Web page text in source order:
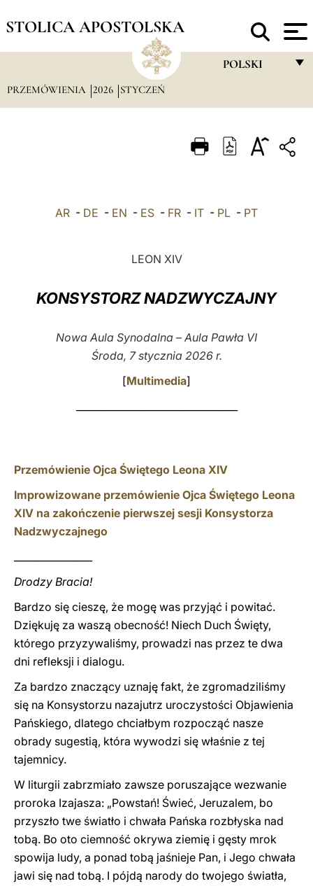
STOLICA APOSTOLSKA
POLSKI
ITALIANO
LATINE
PRZEMÓWIENIA 2026 STYCZEŃ
AR - DE - EN - ES - FR - IT - PL - PT
LEON XIV
KONSYSTORZ NADZWYCZAJNY
Nowa Aula Synodalna – Aula Pawła VI
Środa, 7 stycznia 2026 r.
[Multimedia]
Przemówienie Ojca Świętego Leona XIV
Improwizowane przemówienie Ojca Świętego Leona
XIV na zakończenie pierwszej sesji Konsystorza
Nadzwyczajnego
Drodzy Bracia!
Bardzo się cieszę, że mogę was przyjąć i powitać.
Dziękuję za waszą obecność! Niech Duch Święty,
którego przyzywaliśmy, prowadzi nas przez te dwa
dni refleksji i dialogu.
Za bardzo znaczący uznaję fakt, że zgromadziliśmy
się na Konsystorzu nazajutrz uroczystości Objawienia
Pańskiego, dlatego chciałbym rozpocząć nasze
obrady sugestią, która wywodzi się właśnie z tej
tajemnicy.
W liturgii zabrzmiało zawsze poruszające wezwanie
proroka Izajasza: „Powstań! Świeć, Jeruzalem, bo
przyszło twe światło i chwała Pańska rozbłyska nad
tobą. Bo oto ciemność okrywa ziemię i gęsty mrok
spowija ludy, a ponad tobą jaśnieje Pan, i Jego chwała
jawi się nad tobą. I pójdą narody do twojego światła,